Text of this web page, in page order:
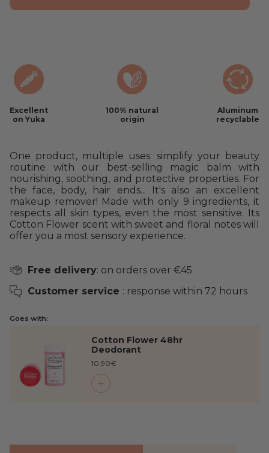
Excellent
on Yuka
100% natural
origin
Aluminum
recyclable
One product, multiple uses: simplify your beauty
routine with our best-selling magic balm with
nourishing, soothing, and protective properties. For
the face, body, hair ends... It's also an excellent
makeup remover! Made with only 9 ingredients, it
respects all skin types, even the most sensitive. Its
Cotton Flower scent with sweet and floral notes will
offer you a most sensory experience.
Free delivery: on orders over €45
Customer service : response within 72 hours
Goes with:
Cotton Flower 48hr
Deodorant
10.90€